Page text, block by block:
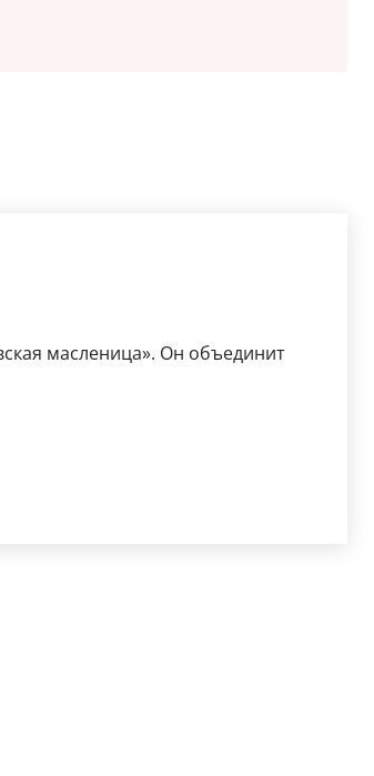
масленица». Он объединит